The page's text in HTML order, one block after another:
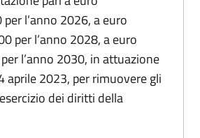
l’anno 2026, a euro
per l’anno 2028, a euro
l’anno 2030, in attuazione
aprile 2023, per rimuovere gli
dei diritti della